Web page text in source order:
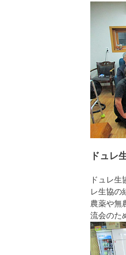
ドュレ
ドュレ生
レ生協の
農薬や無
流会のた